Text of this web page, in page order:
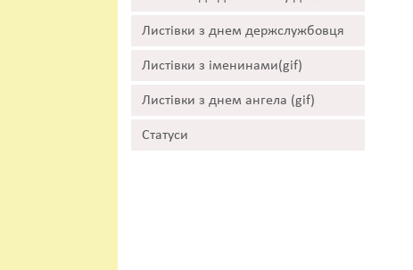
Листівки з днем держслужбовця
Листівки з іменинами(gif)
Листівки з днем ангела (gif)
Статуси